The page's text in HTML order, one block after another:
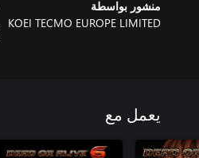
منشور بواسطة
KOEI TECMO EUROPE LIMITED
يعمل مع